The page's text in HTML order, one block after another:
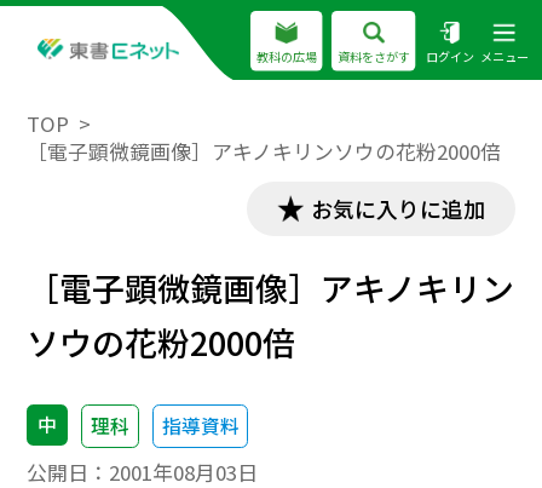
教科の広場 資料をさがす ログイン メニュー
TOP
［電子顕微鏡画像］アキノキリンソウの花粉2000倍
お気に入りに追加
［電子顕微鏡画像］アキノキリン
ソウの花粉2000倍
中 理科 指導資料
公開日： 2001年08月03日